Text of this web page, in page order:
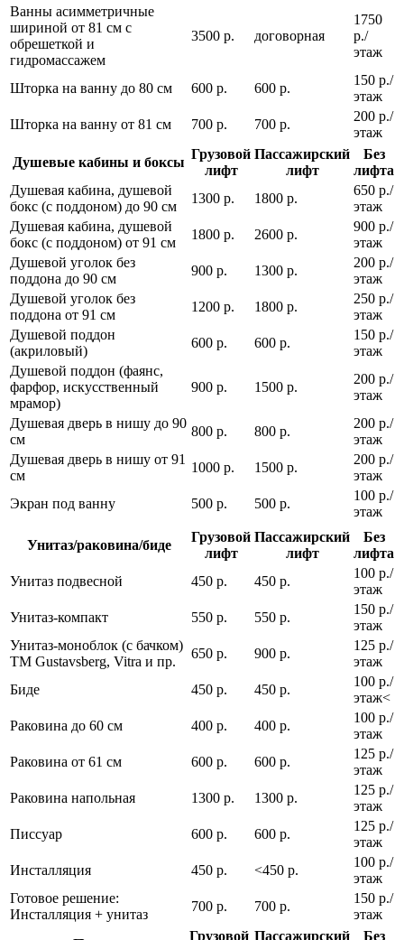
Ванны асимметричные
шириной от 81 см с
обрешеткой и
гидромассажем
3500 р. договорная
1750
р./
этаж
Шторка на ванну до 80 см 600 р. 600 р.
150 р./
этаж
Шторка на ванну от 81 см
700 р. 700 р.
200 р./
этаж
Душевые кабины и боксы
Грузовой
лифт
Пассажирский
лифт
Без
лифта
Душевая кабина, душевой
бокс (с поддоном) до 90 см
1300 р. 1800 р.
650 р./
этаж
Душевая кабина, душевой
бокс (с поддоном) от 91 см
1800 р. 2600 р.
900 р./
этаж
Душевой уголок без
поддона до 90 см
900 р. 1300 р.
200 р./
этаж
Душевой уголок без
поддона от 91 см
1200 р. 1800 р.
250 р./
этаж
Душевой поддон
(акриловый)
600 р. 600 р.
150 р./
этаж
Душевой поддон (фаянс,
фарфор, искусственный
мрамор)
900 р. 1500 р.
200 р./
этаж
Душевая дверь в нишу до 90
см
800 р. 800 р.
200 р./
этаж
Душевая дверь в нишу от 91
см
1000 р. 1500 р.
200 р./
этаж
Экран под ванну
500 р. 500 р.
100 р./
этаж
Унитаз/раковина/биде
Грузовой
лифт
Пассажирский
лифт
Без
лифта
Унитаз подвесной
450 р. 450 р.
100 р./
этаж
Унитаз-компакт
550 р. 550 р.
150 р./
этаж
Унитаз-моноблок (с бачком)
ТМ Gustavsberg, Vitra и пр.
650 р. 900 р.
125 р./
этаж
Биде
450 р. 450 р.
100 р./
этаж<
Раковина до 60 см
400 р. 400 р.
100 р./
этаж
Раковина от 61 см
600 р. 600 р.
125 р./
этаж
Раковина напольная
1300 р. 1300 р.
125 р./
этаж
Писсуар
600 р. 600 р.
125 р./
этаж
Инсталляция
450 р. <450 р.
100 р./
этаж
Готовое решение:
Инсталляция + унитаз
700 р. 700 р.
150 р./
этаж
Грузовой Пассажирский Без